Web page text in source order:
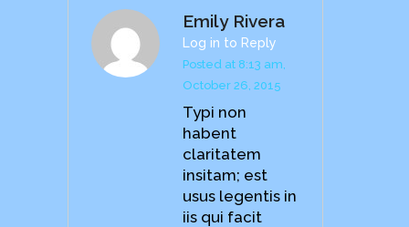
Emily Rivera
Log in to Reply
Posted at 8:13 am,
October 26, 2015
Typi non
habent
claritatem
insitam; est
usus legentis in
iis qui facit